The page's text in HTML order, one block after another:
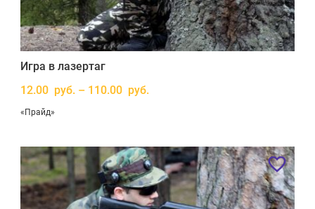
Игра в лазертаг
12.00 руб. – 110.00 руб.
«Прайд»